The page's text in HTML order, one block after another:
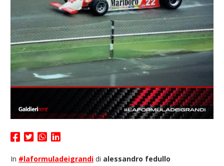
In #laformuladeigrandidi alessandro fedullo